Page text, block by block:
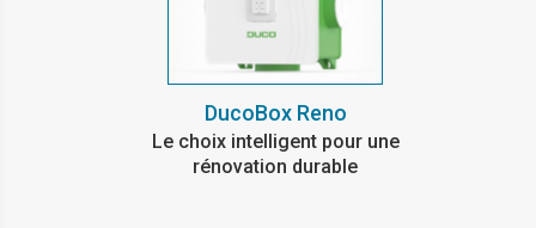
DucoBox Reno
Le choix intelligent pour une
rénovation durable